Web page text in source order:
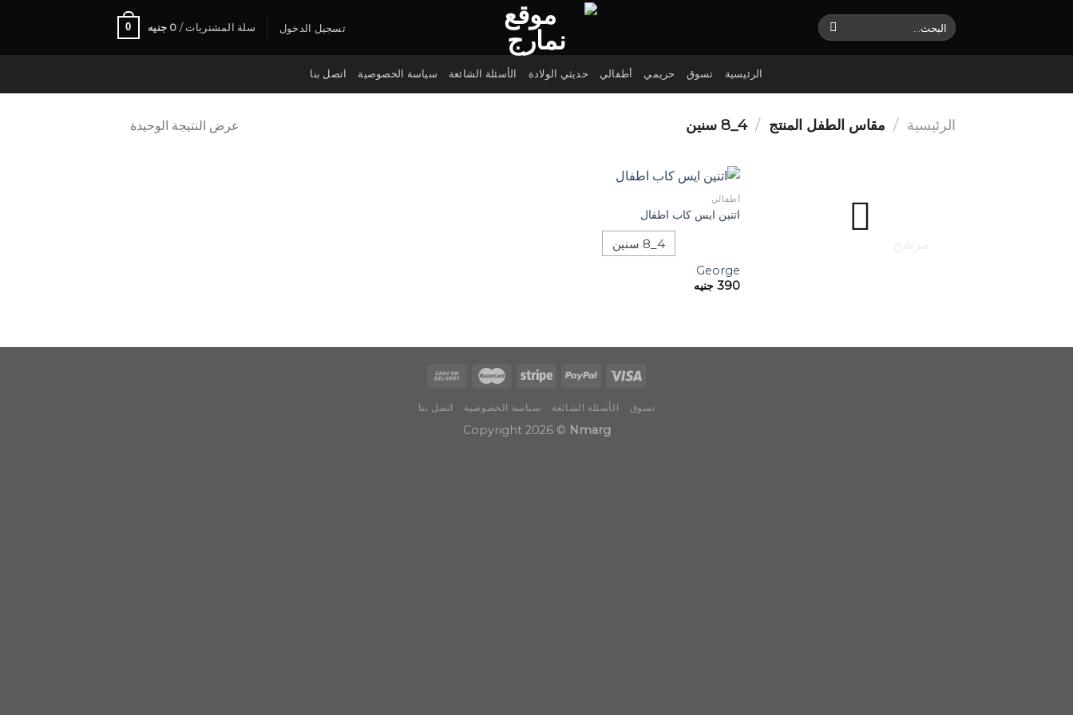
البحث
عن:
تسجيل الدخول سلة المشتريات / 0 جنيه 0
الرئيسية تسوق حريمي أطفالي حديثي الولادة الأسئلة الشائعة سياسة الخصوصية اتصل بنا
الرئيسية / مقاس الطفل المنتج / 4_8 سنين عرض النتيجة الوحيدة
أطفالي
اتنين ايس كاب اطفال
4_8 سنين
George
390 جنيه
تسوق الأسئلة الشائعة سياسة الخصوصية اتصل بنا
Copyright 2026 © Nmarg